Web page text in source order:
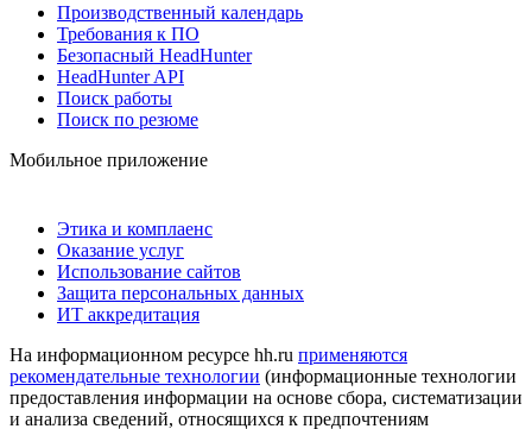
Производственный календарь
Требования к ПО
Безопасный HeadHunter
HeadHunter API
Поиск работы
Поиск по резюме
Мобильное приложение
Этика и комплаенс
Оказание услуг
Использование сайтов
Защита персональных данных
ИТ аккредитация
На информационном ресурсе hh.ru применяются
рекомендательные технологии (информационные технологии
предоставления информации на основе сбора, систематизации
и анализа сведений, относящихся к предпочтениям